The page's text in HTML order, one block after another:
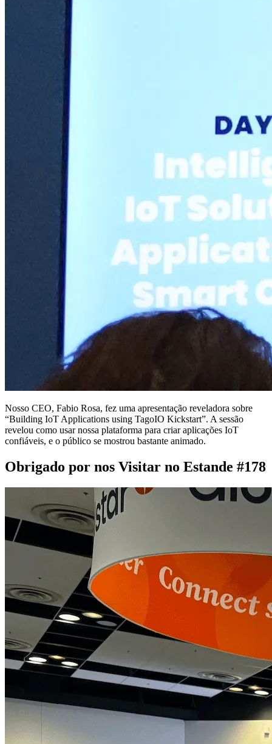
Nosso CEO, Fabio Rosa, fez uma apresentação reveladora sobre
“Building IoT Applications using TagoIO Kickstart”. A sessão
revelou como usar nossa plataforma para criar aplicações IoT
confiáveis, e o público se mostrou bastante animado.
Obrigado por nos Visitar no Estande #178